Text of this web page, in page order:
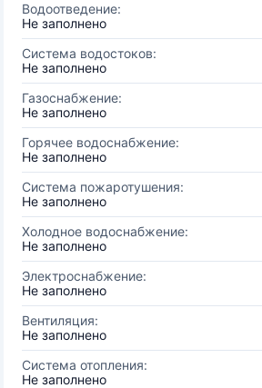
Водоотведение:
Не заполнено
Система водостоков:
Не заполнено
Газоснабжение:
Не заполнено
Горячее водоснабжение:
Не заполнено
Система пожаротушения:
Не заполнено
Холодное водоснабжение:
Не заполнено
Электроснабжение:
Не заполнено
Вентиляция:
Не заполнено
Система отопления:
Не заполнено